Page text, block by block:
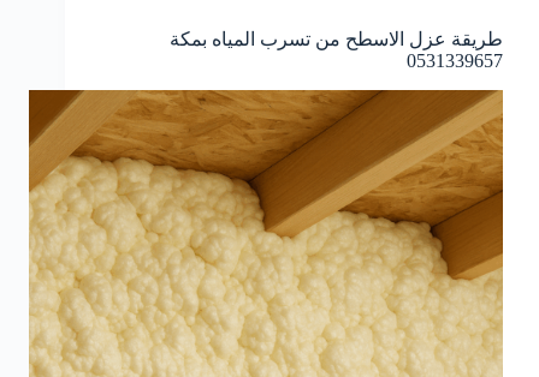
طريقة عزل الاسطح من تسرب المياه بمكة
0531339657